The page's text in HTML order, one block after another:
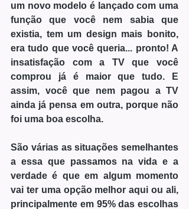
um novo modelo é lançado com uma
função que você nem sabia que
existia, tem um design mais bonito,
era tudo que você queria... pronto! A
insatisfação com a TV que você
comprou já é maior que tudo. E
assim, você que nem pagou a TV
ainda já pensa em outra, porque não
foi uma boa escolha.
São várias as situações semelhantes
a essa que passamos na vida e a
verdade é que em algum momento
vai ter uma opção melhor aqui ou ali,
principalmente em 95% das escolhas